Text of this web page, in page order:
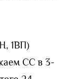
1ВП)
СС в 3-